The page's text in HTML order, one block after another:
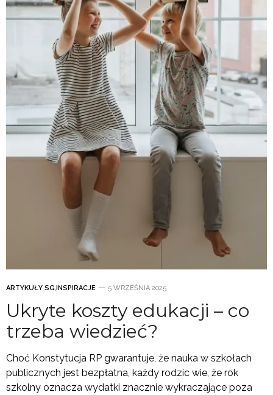
ARTYKUŁY SG,INSPIRACJE 5 WRZEŚNIA 2025
Ukryte koszty edukacji – co
trzeba wiedzieć?
Choć Konstytucja RP gwarantuje, że nauka w szkołach
publicznych jest bezpłatna, każdy rodzic wie, że rok
szkolny oznacza wydatki znacznie wykraczające poza